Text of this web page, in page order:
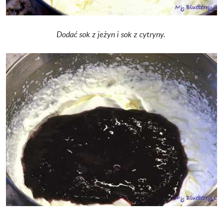
Dodać sok z jeżyn i sok z cytryny.